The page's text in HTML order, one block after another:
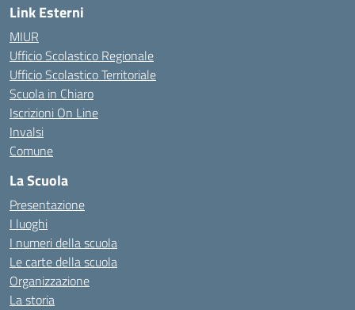
Link Esterni
MIUR
Ufficio Scolastico Regionale
Ufficio Scolastico Territoriale
Scuola in Chiaro
Iscrizioni On Line
Invalsi
Comune
La Scuola
Presentazione
I luoghi
I numeri della scuola
Le carte della scuola
Organizzazione
La storia